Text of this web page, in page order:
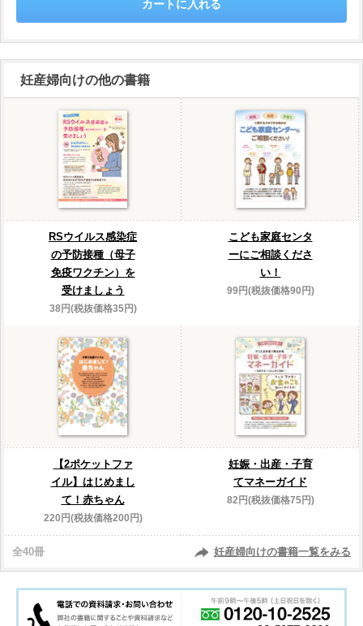
妊産婦向けの他の書籍
RSウイルス感染症
の予防接種（母子
免疫ワクチン）を
受けましょう
38円(税抜価格35円)
こども家庭センタ
ーにご相談くださ
い！
99円(税抜価格90円)
【2ポケットファ
イル】はじめまし
て！赤ちゃん
220円(税抜価格200円)
妊娠・出産・子育
てマネーガイド
82円(税抜価格75円)
全40冊 妊産婦向けの書籍一覧をみる